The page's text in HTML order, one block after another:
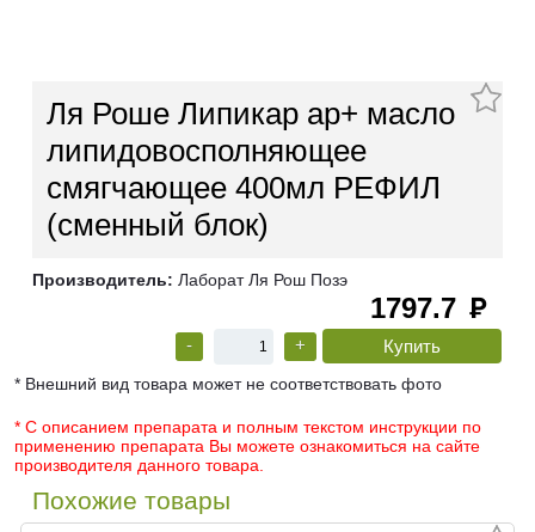
Ля Роше Липикар ap+ масло
липидовосполняющее
смягчающее 400мл РЕФИЛ
(сменный блок)
Производитель: Лаборат Ля Рош Позэ
1797.7 руб
- +
* Внешний вид товара может не соответствовать фото
* С описанием препарата и полным текстом инструкции по
применению препарата Вы можете ознакомиться на сайте
производителя данного товара.
Похожие товары